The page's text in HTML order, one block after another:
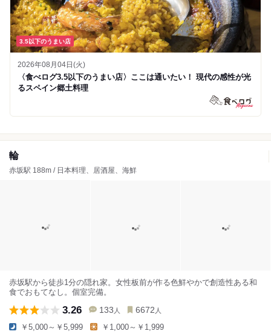
3.5以下のうまい店
2026年08月04日(火)
〈食べログ3.5以下のうまい店〉ここは通いたい！ 現代の感性が光
るスペイン郷土料理
輪
赤坂駅 188m / 日本料理、居酒屋、海鮮
赤坂駅から徒歩1分の隠れ家。女性板前が作る色鮮やかで創造性ある和
食でおもてなし。個室完備。
3.26 133 人 6672 人
￥5,000～￥5,999 ￥1,000～￥1,999